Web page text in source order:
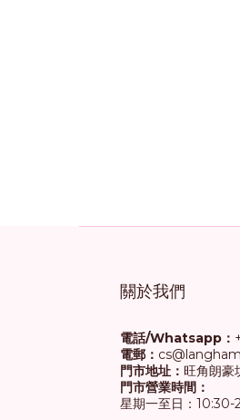
關於我們
電話/Whatsapp：
電郵：
門市地址： 旺角朗豪
門市營業時間：
星期一至日：10:30-